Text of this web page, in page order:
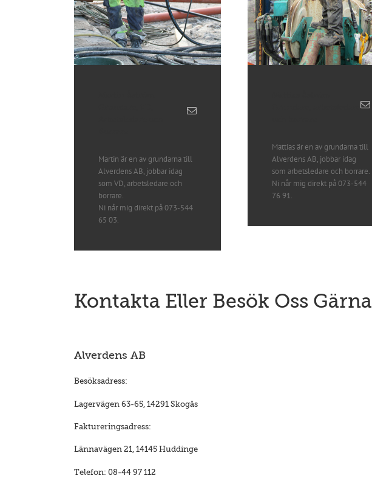
Martin är en av grundarna till
Alverdens AB, jobbar idag
som VD, arbetsledare och
borrare.
Ni når mig direkt på 073-544
65 03.
Mattias är en av grundarna till
Alverdens AB, jobbar idag
som arbetsledare och borrare.
Ni når mig direkt på 073-544
76 91.
Kontakta Eller Besök Oss Gärna
Alverdens AB
Besöksadress:
Lagervägen 63-65, 14291 Skogås
Faktureringsadress:
Lännavägen 21, 14145 Huddinge
Telefon: 08-44 97 112